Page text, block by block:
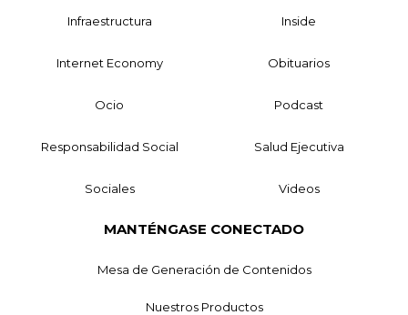
Infraestructura Inside
Internet Economy Obituarios
Ocio Podcast
Responsabilidad Social Salud Ejecutiva
Sociales Videos
MANTÉNGASE CONECTADO
Mesa de Generación de Contenidos
Nuestros Productos